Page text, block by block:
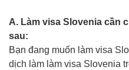
A. Làm visa Slovenia cần
sau:
Bạn đang muốn làm visa
dịch làm làm visa Slovenia